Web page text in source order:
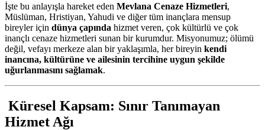
İşte bu anlayışla hareket eden Mevlana Cenaze Hizmetleri,
Müslüman, Hristiyan, Yahudi ve diğer tüm inançlara mensup
bireyler için dünya çapında hizmet veren, çok kültürlü ve çok
inançlı cenaze hizmetleri sunan bir kurumdur. Misyonumuz; ölümü
değil, vefayı merkeze alan bir yaklaşımla, her bireyin kendi
inancına, kültürüne ve ailesinin tercihine uygun şekilde
uğurlanmasını sağlamak.
Küresel Kapsam: Sınır Tanımayan
Hizmet Ağı